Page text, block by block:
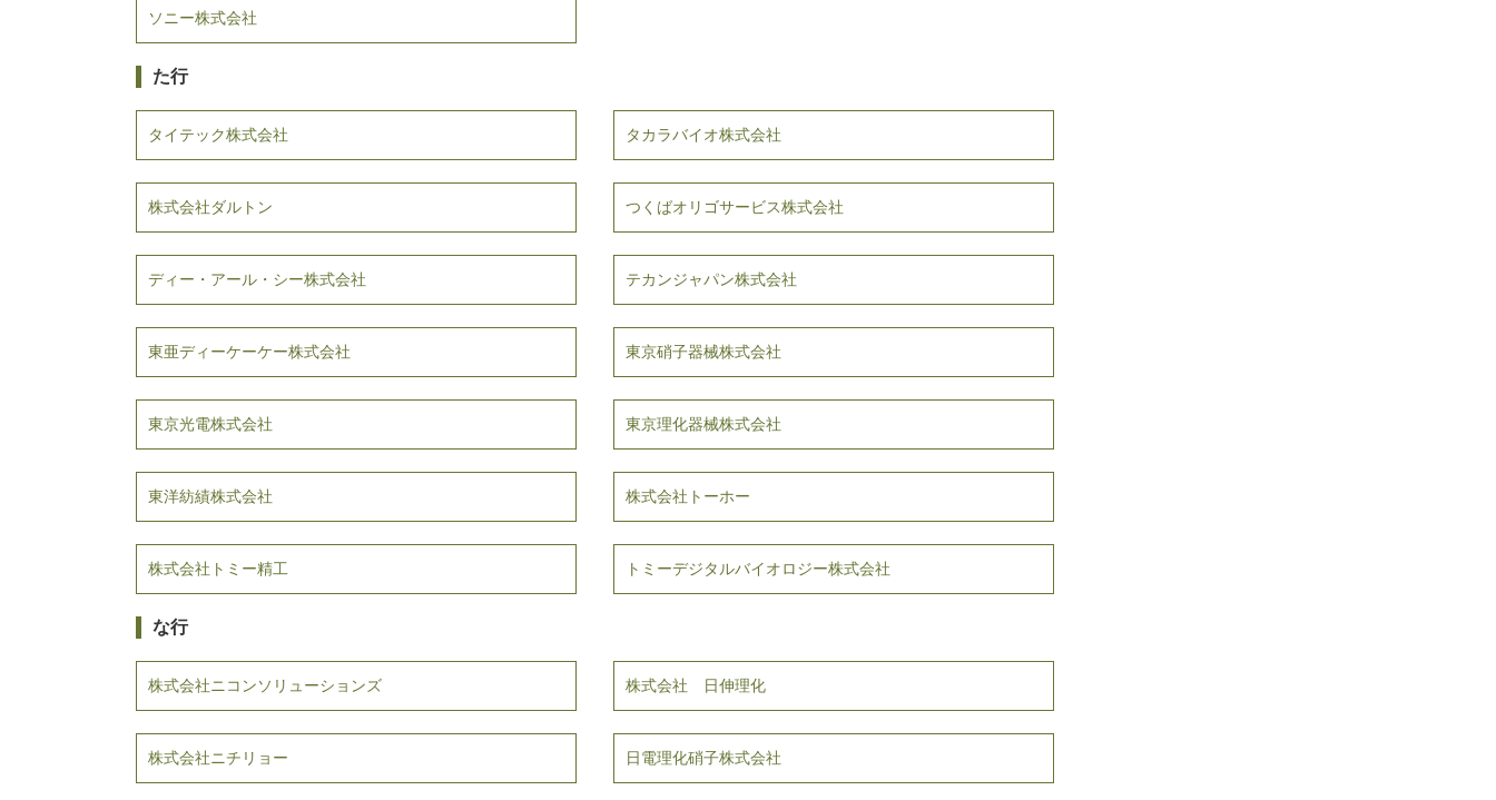
ソニー株式会社
た行
タイテック株式会社 タカラバイオ株式会社
株式会社ダルトン つくばオリゴサービス株式会社
ディー・アール・シー株式会社 テカンジャパン株式会社
東亜ディーケーケー株式会社 東京硝子器械株式会社
東京光電株式会社 東京理化器械株式会社
東洋紡績株式会社 株式会社トーホー
株式会社トミー精工 トミーデジタルバイオロジー株式会社
な行
株式会社ニコンソリューションズ 株式会社 日伸理化
株式会社ニチリョー 日電理化硝子株式会社